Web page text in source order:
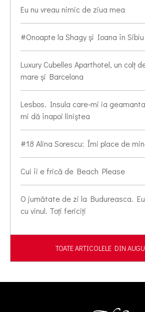
Eu nu vreau nimic de ziua mea
#Onoapte la Shagy și Ioana în Sibiu
Luxury Cubelles Aparthotel, un colț
mare și Barcelona
Lesbos. Insula care-mi ia
mi dă înapoi liniștea
#18 Alina Sorescu: Îmi place de
Cui îi e frică de Beach Please
O jumătate de zi la Budureasca.
cu vinul. Toți fericiți
TOATE ARTICOLELE DIN